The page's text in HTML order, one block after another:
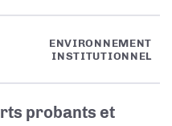
ENVIRONNEMENT
INSTITUTIONNEL
probants et